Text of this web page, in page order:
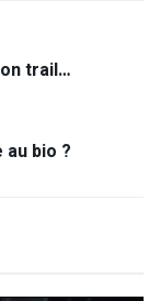
trail…
bio ?